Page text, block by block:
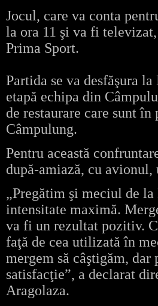
Jocul, care va conta
la ora 11 şi va fi
Prima Sport.
Partida se va desfăşura
etapă echipa din
de restaurare care sunt
Câmpulung.
Pentru această
după-amiază, cu
„Pregătim şi meciul de
intensitate maximă.
va fi un rezultat pozitiv.
faţă de cea utilizată în
mergem să câştigăm,
satisfacţie”, a declarat
Aragolaza.